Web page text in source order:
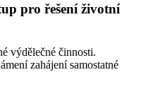
pro řešení životní
výdělečné činnosti.
zahájení samostatné